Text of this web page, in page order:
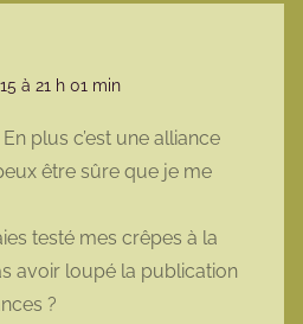
à 21 h 01 min
plus c’est une alliance
être sûre que je me
testé mes crêpes à la
avoir loupé la publication
?